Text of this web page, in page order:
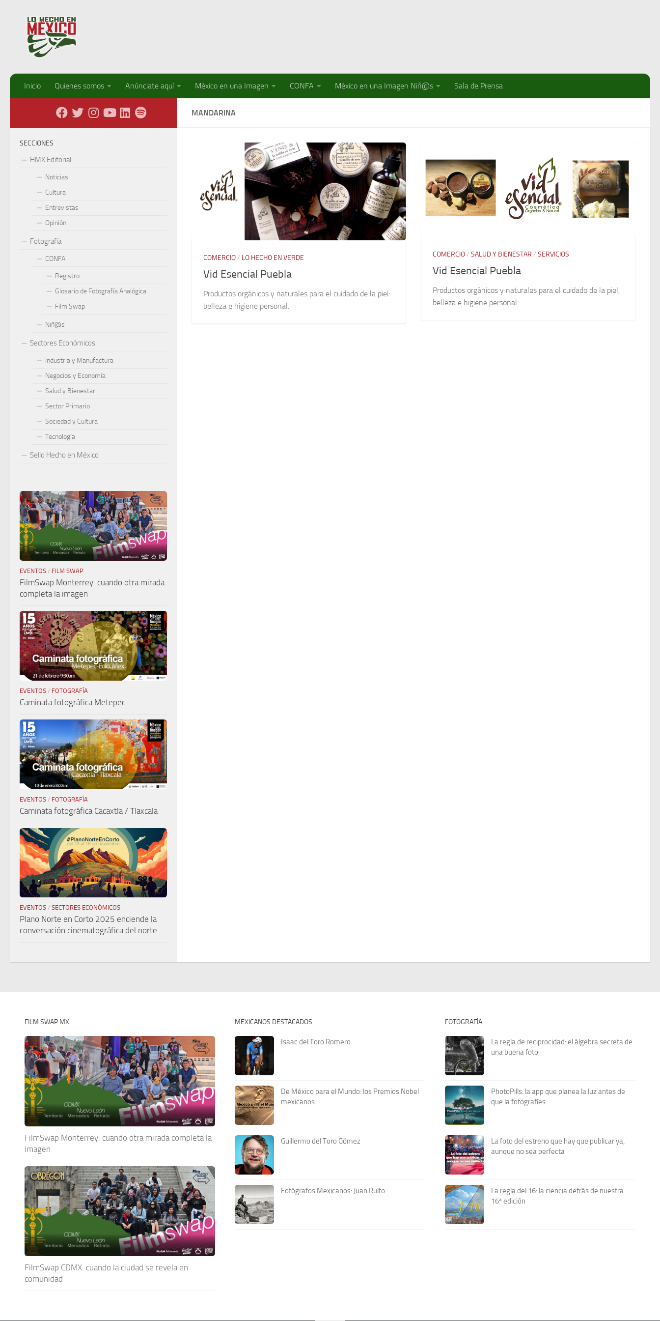
Inicio Quienes somos Anúnciate aquí México en una Imagen CONFA México en una Imagen Niñ@s Sala de Prensa
MANDARINA
COMERCIO/ LO HECHO EN VERDE
Vid Esencial Puebla
Productos orgánicos y naturales para el cuidado de la piel:
belleza e higiene personal.
COMERCIO/ SALUD Y BIENESTAR / SERVICIOS
Vid Esencial Puebla
Productos orgánicos y naturales para el cuidado de la piel,
belleza e higiene personal
SECCIONES
HMX Editorial
Noticias
Cultura
Entrevistas
Opinión
Fotografía
CONFA
Registro
Glosario de Fotografía Analógica
Film Swap
Niñ@s
Sectores Económicos
Industria y Manufactura
Negocios y Economía
Salud y Bienestar
Sector Primario
Sociedad y Cultura
Tecnología
Sello Hecho en México
EVENTOS / FILM SWAP
FilmSwap Monterrey: cuando otra mirada
completa la imagen
EVENTOS / FOTOGRAFÍA
Caminata fotográfica Metepec
EVENTOS / FOTOGRAFÍA
Caminata fotográfica Cacaxtla / Tlaxcala
EVENTOS / SECTORES ECONÓMICOS
Plano Norte en Corto 2025 enciende la
conversación cinematográfica del norte
FILM SWAP MX
FilmSwap Monterrey: cuando otra mirada completa la
imagen
FilmSwap CDMX: cuando la ciudad se revela en
comunidad
MEXICANOS DESTACADOS
Isaac del Toro Romero
De México para el Mundo: los Premios Nobel
mexicanos
Guillermo del Toro Gómez
Fotógrafos Mexicanos: Juan Rulfo
FOTOGRAFÍA
La regla de reciprocidad: el álgebra secreta de
una buena foto
PhotoPills: la app que planea la luz antes de
que la fotografíes
La foto del estreno que hay que publicar ya,
aunque no sea perfecta
La regla del 16: la ciencia detrás de nuestra
16ª edición